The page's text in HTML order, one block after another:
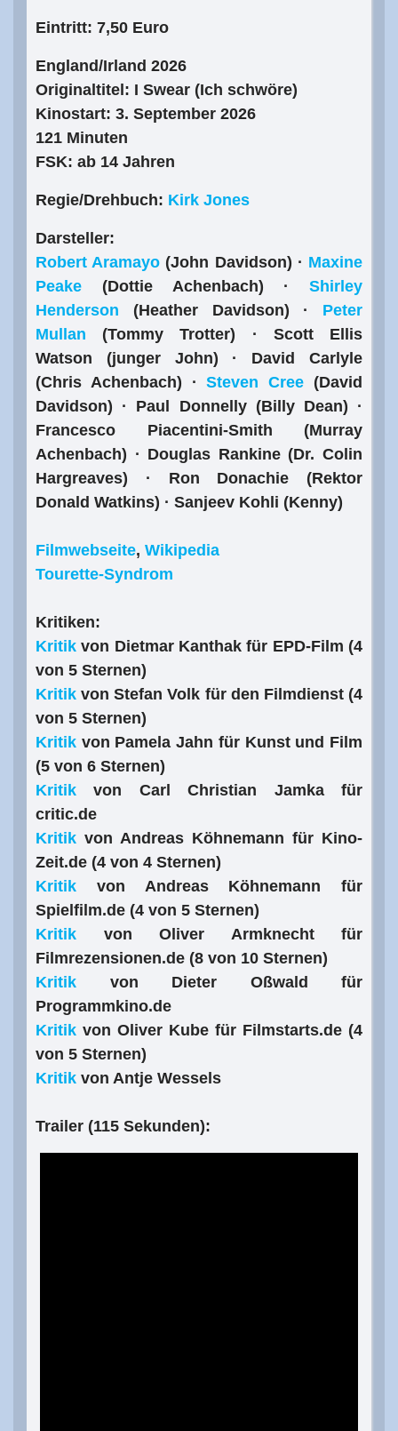
Eintritt: 7,50 Euro
England/Irland 2026
Originaltitel: I Swear (Ich schwöre)
Kinostart: 3. September 2026
121 Minuten
FSK: ab 14 Jahren
Regie/Drehbuch: Kirk Jones
Darsteller:
Robert Aramayo (John Davidson) · Maxine
Peake (Dottie Achenbach) · Shirley
Henderson (Heather Davidson) · Peter
Mullan (Tommy Trotter) · Scott Ellis
Watson (junger John) · David Carlyle
(Chris Achenbach) ·Steven Cree (David
Davidson) · Paul Donnelly (Billy Dean) ·
Francesco Piacentini-Smith (Murray
Achenbach) · Douglas Rankine (Dr. Colin
Hargreaves) · Ron Donachie (Rektor
Donald Watkins) · Sanjeev Kohli (Kenny)
Filmwebseite, Wikipedia
Tourette-Syndrom
Kritiken:
Kritik von Dietmar Kanthak für EPD-Film (4
von 5 Sternen)
Kritik von Stefan Volk für den Filmdienst (4
von 5 Sternen)
Kritik von Pamela Jahn für Kunst und Film
(5 von 6 Sternen)
Kritik von Carl Christian Jamka für
critic.de
Kritik von Andreas Köhnemann für Kino-
Zeit.de (4 von 4 Sternen)
Kritik von Andreas Köhnemann für
Spielfilm.de (4 von 5 Sternen)
Kritik von Oliver Armknecht für
Filmrezensionen.de (8 von 10 Sternen)
Kritik von Dieter Oßwald für
Programmkino.de
Kritik von Oliver Kube für Filmstarts.de (4
von 5 Sternen)
Kritik von Antje Wessels
Trailer (115 Sekunden):